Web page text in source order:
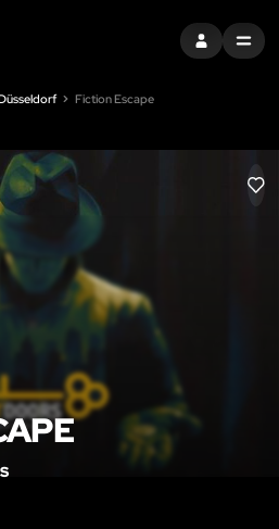
EINTRAGEN
MENU
Fiction Escape
LIKE